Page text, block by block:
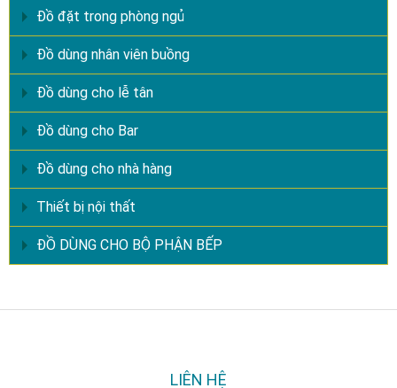
Đồ đặt trong phòng ngủ
Đồ dùng nhân viên buồng
Đồ dùng cho lễ tân
Đồ dùng cho Bar
Đồ dùng cho nhà hàng
Thiết bị nội thất
ĐỒ DÙNG CHO BỘ PHẬN BẾP
LIÊN HỆ